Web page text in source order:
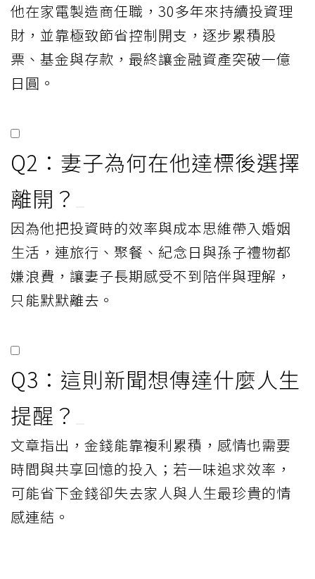
他在家電製造商任職，30多年來持續投資理
財，並靠極致節省控制開支，逐步累積股
票、基金與存款，最終讓金融資產突破一億
日圓。
Q2：妻子為何在他達標後選擇
離開？
因為他把投資時的效率與成本思維帶入婚姻
生活，連旅行、聚餐、紀念日與孫子禮物都
嫌浪費，讓妻子長期感受不到陪伴與理解，
只能默默離去。
Q3：這則新聞想傳達什麼人生
提醒？
文章指出，金錢能靠複利累積，感情也需要
時間與共享回憶的投入；若一味追求效率，
可能省下金錢卻失去家人與人生最珍貴的情
感連結。